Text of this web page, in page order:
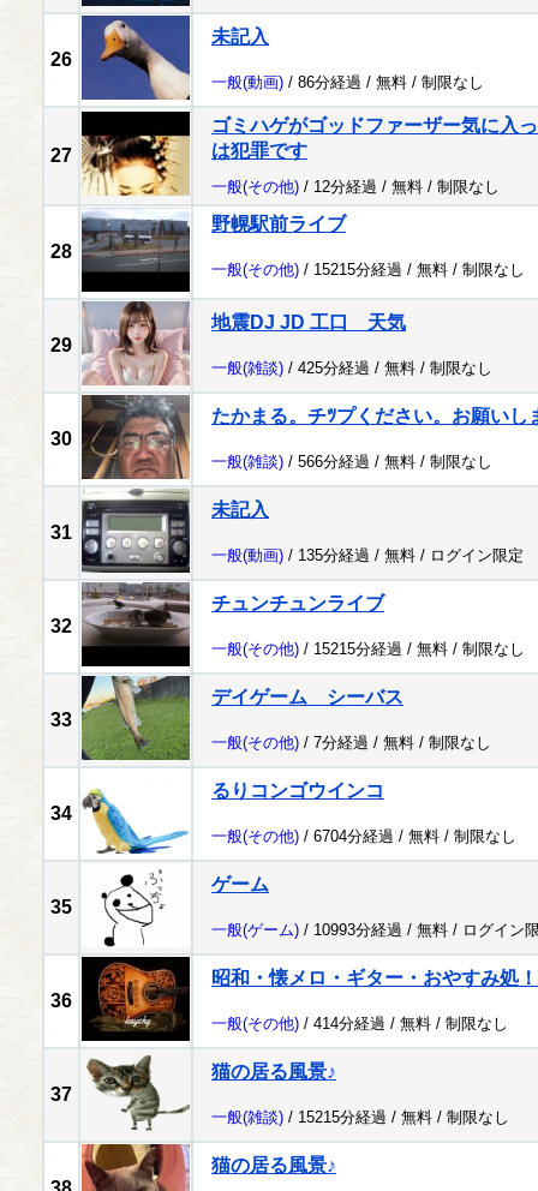
26
未記入
一般(動画) / 86分経過 / 無料 / 制限なし
27
ゴミハゲがゴッドファーザー気に入
は犯罪です
一般(その他) / 12分経過 / 無料 / 制限なし
28
野幌駅前ライブ
一般(その他) / 15215分経過 / 無料 / 制限なし
29
地震DJ JD 工口 天気
一般(雑談) / 425分経過 / 無料 / 制限なし
30
たかまる。チﾂプください。お願いし
一般(雑談) / 566分経過 / 無料 / 制限なし
31
未記入
一般(動画) / 135分経過 / 無料 / ログイン限定
32
チュンチュンライブ
一般(その他) / 15215分経過 / 無料 / 制限なし
33
デイゲーム シーバス
一般(その他) / 7分経過 / 無料 / 制限なし
34
るりコンゴウインコ
一般(その他) / 6704分経過 / 無料 / 制限なし
35
ゲーム
一般(ゲーム) / 10993分経過 / 無料 / ログイン
36
昭和・懐メロ・ギター・おやすみ処！
一般(その他) / 414分経過 / 無料 / 制限なし
37
猫の居る風景♪
一般(雑談) / 15215分経過 / 無料 / 制限なし
猫の居る風景♪